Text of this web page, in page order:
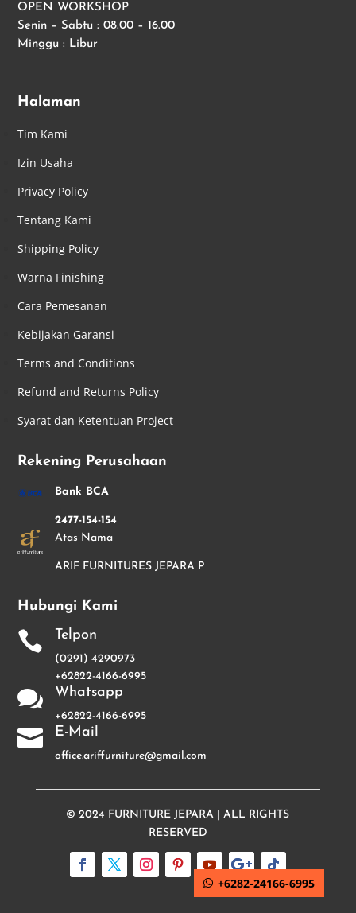
OPEN WORKSHOP
Senin – Sabtu : 08.00 – 16.00
Minggu : Libur
Halaman
Tim Kami
Izin Usaha
Privacy Policy
Tentang Kami
Shipping Policy
Warna Finishing
Cara Pemesanan
Kebijakan Garansi
Terms and Conditions
Refund and Returns Policy
Syarat dan Ketentuan Project
Rekening Perusahaan
Bank BCA
2477-154-154
Atas Nama
ARIF FURNITURES JEPARA P
Hubungi Kami
 Telpon
(0291) 4290973
+62822-4166-6995
 Whatsapp
+62822-4166-6995
 E-Mail
office.ariffurniture@gmail.com
© 2024 FURNITURE JEPARA | ALL RIGHTS
RESERVED
+6282-24166-6995